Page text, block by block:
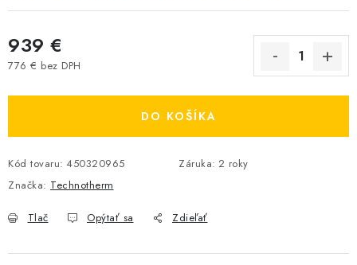
Ceny přepravy
Kontakty
939 €
776 € bez DPH
DO KOŠÍKA
Kód tovaru: 450320965 Záruka: 2 roky
Značka: Technotherm
Tlač Opýtať sa Zdieľať